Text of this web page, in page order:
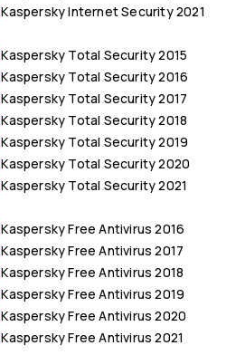
Kaspersky Internet Security 2021
Kaspersky Total Security 2015
Kaspersky Total Security 2016
Kaspersky Total Security 2017
Kaspersky Total Security 2018
Kaspersky Total Security 2019
Kaspersky Total Security 2020
Kaspersky Total Security 2021
Kaspersky Free Antivirus 2016
Kaspersky Free Antivirus 2017
Kaspersky Free Antivirus 2018
Kaspersky Free Antivirus 2019
Kaspersky Free Antivirus 2020
Kaspersky Free Antivirus 2021